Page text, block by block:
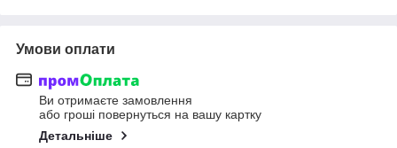
Умови оплати
Ви отримаєте замовлення
або гроші повернуться на вашу картку
Детальніше